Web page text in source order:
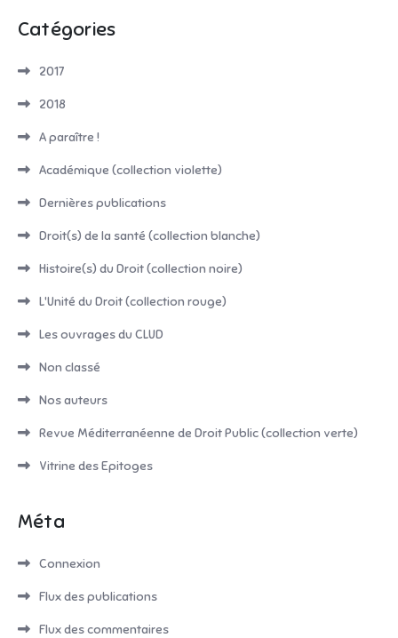
Catégories
2017
2018
A paraître !
Académique (collection violette)
Dernières publications
Droit(s) de la santé (collection blanche)
Histoire(s) du Droit (collection noire)
L'Unité du Droit (collection rouge)
Les ouvrages du CLUD
Non classé
Nos auteurs
Revue Méditerranéenne de Droit Public (collection verte)
Vitrine des Epitoges
Méta
Connexion
Flux des publications
Flux des commentaires